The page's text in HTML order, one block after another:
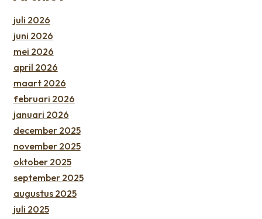
juli 2026
juni 2026
mei 2026
april 2026
maart 2026
februari 2026
januari 2026
december 2025
november 2025
oktober 2025
september 2025
augustus 2025
juli 2025